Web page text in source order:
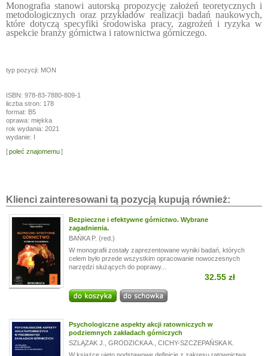
Monografia stanowi autorską propozycję założeń teoretycznych i
metodologicznych oraz przykładów realizacji badań naukowych,
które dotyczą specyfiki środowiska pracy, zagrożeń i ryzyka w
aspekcie branży górnictwa i ratownictwa górniczego.
typ pozycji: MON
ISBN: 978-83-7880-809-1
liczba stron: 178
format: B5
oprawa: miękka
rok wydania: 2021
wydanie: I
[poleć znajomemu]
Klienci zainteresowani tą pozycją kupują również:
Bezpieczne i efektywne górnictwo. Wybrane
zagadnienia.
BAŃKA P. (red.)
W monografii zostały zaprezentowane wyniki badań, których
celem było przede wszystkim opracowanie nowoczesnych
narzędzi służących do poprawy...
32.55 zł
Psychologiczne aspekty akcji ratowniczych w
podziemnych zakładach górniczych
SZLĄZAK J.
GRODZICKA A.
CICHY-SZCZEPAŃSKA K.